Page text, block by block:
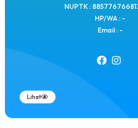
NUPTK :
HP/WA : -
Email : -
Lihat